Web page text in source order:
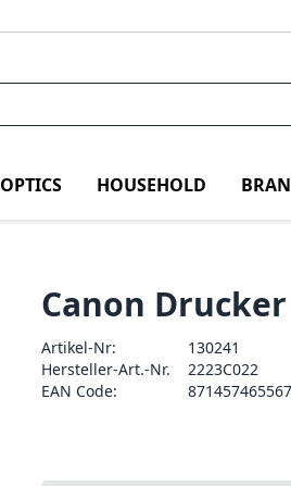
OPTICS HOUSEHOLD
Canon
Artikel-Nr:
130241
Hersteller-Art.-Nr.
2223C022
EAN Code: